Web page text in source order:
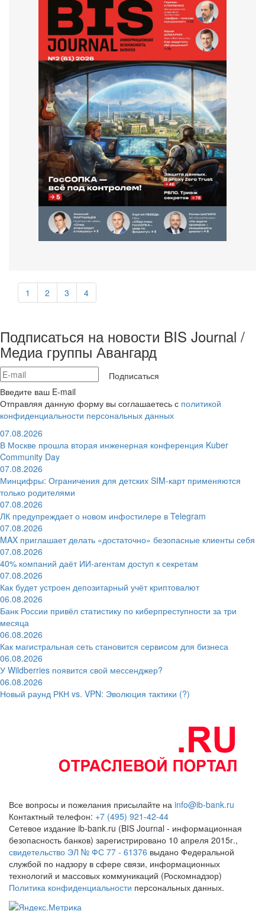
1 2 3 4
Подписаться на новости BIS Journal /
Медиа группы Авангард
Подписаться
Введите ваш E-mail
Отправляя данную форму вы соглашаетесь с политикой
конфиденциальности персональных данных
07.08.2026
В Москве прошла вторая инженерная конференция Kuber
Community Day
07.08.2026
Минцифры: Ограничения для детских SIM-карт применяются
только родителями
07.08.2026
ЛК предупреждает о новом инфостилере в Telegram
07.08.2026
MAX приглашает делать «достаточно» безопасные клиенты себя
07.08.2026
40% компаний даёт ИИ‑агентам доступ к секретам
07.08.2026
Как будет устроен депозитарный учёт криптовалют
06.08.2026
Банк России привёл статистику по киберпреступности за три
месяца
06.08.2026
Как магистральная сеть становится сервисом для бизнеса
06.08.2026
У Wildberries появится свой мессенджер?
06.08.2026
Новый раунд РКН vs. VPN: Эволюция тактики (?)
Все вопросы и пожелания присылайте на info@ib-bank.ru
Контактный телефон: +7 (495) 921-42-44
Сетевое издание ib-bank.ru (BIS Journal - информационная
безопасность банков) зарегистрировано 10 апреля 2015г.,
свидетельство ЭЛ № ФС 77 - 61376 выдано Федеральной
службой по надзору в сфере связи, информационных
технологий и массовых коммуникаций (Роскомнадзор)
Политика конфиденциальности персональных данных.